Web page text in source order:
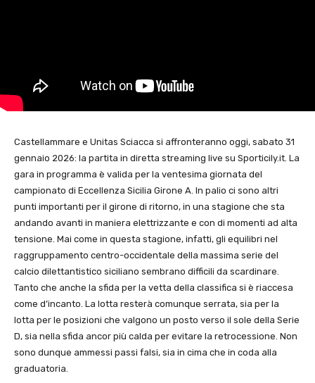
Castellammare e Unitas Sciacca si affronteranno oggi, sabato 31
gennaio 2026: la partita in diretta streaming live su Sporticily.it. La
gara in programma è valida per la ventesima giornata del
campionato di Eccellenza Sicilia Girone A. In palio ci sono altri
punti importanti per il girone di ritorno, in una stagione che sta
andando avanti in maniera elettrizzante e con di momenti ad alta
tensione. Mai come in questa stagione, infatti, gli equilibri nel
raggruppamento centro-occidentale della massima serie del
calcio dilettantistico siciliano sembrano difficili da scardinare.
Tanto che anche la sfida per la vetta della classifica si è riaccesa
come d’incanto. La lotta resterà comunque serrata, sia per la
lotta per le posizioni che valgono un posto verso il sole della Serie
D, sia nella sfida ancor più calda per evitare la retrocessione. Non
sono dunque ammessi passi falsi, sia in cima che in coda alla
graduatoria.